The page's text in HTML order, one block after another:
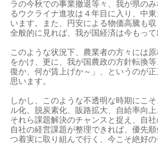
ラの今秋での事業撤退等々、我が県の
るウクライナ進攻は４年目に入り、中
います。また、円安による物価高騰も
全般的に見れば、我が国経済は今もっ
このような状況下、農業者の方々には
をかけ、更に、我が国農政の方針転換
復か、何が賃上げか～」、というのが
思います。
しかし、このような不透明な時期にこ
ル化、脱炭素化、販路拡大、自給率向
それら課題解決のチャンスと捉え、自
自社の経営課題が整理できれば、優先
つ着実に取り組んで行く、今こそ絶好の